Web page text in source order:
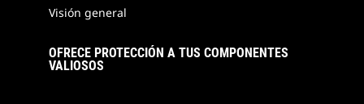
Visión general
OFRECE PROTECCIÓN A TUS COMPONENTES
VALIOSOS